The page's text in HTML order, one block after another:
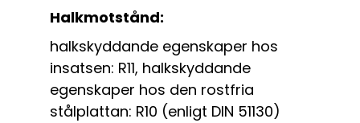
Halkmotstånd:
halkskyddande egenskaper hos
insatsen: R11, halkskyddande
egenskaper hos den rostfria
stålplattan: R10 (enligt DIN 51130)